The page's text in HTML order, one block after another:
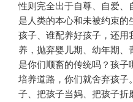
性则完全出于自尊、自爱、
是人类的本心和未被约束
孩子、谁配养好孩子，还用
养，抛弃婴儿期、幼年期
是你们顺畜的传统吗？孩
培养道路，你们就舍弃孩
子、把孩子当妈、把孩子折